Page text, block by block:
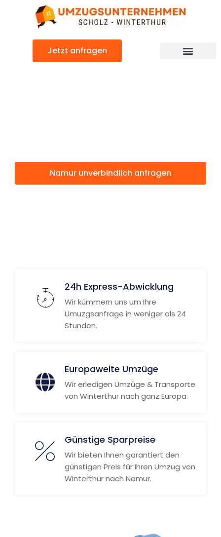
Jetzt anfragen
Namur unverbindlich anfragen
24h Express-Abwicklung
Wir kümmern uns um Ihre
Umuzgsanfrage in weniger als 24
Stunden.
Europaweite Umzüge
Wir erledigen Umzüge & Transporte
von Winterthur nach ganz Europa.
Günstige Sparpreise
Wir bieten Ihnen garantiert den
günstigen Preis für Ihren Umzug von
Winterthur nach Namur.